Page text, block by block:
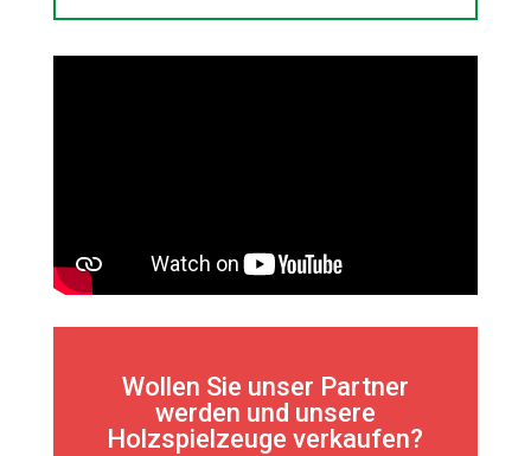
Wollen Sie unser Partner
werden und unsere
Holzspielzeuge verkaufen?